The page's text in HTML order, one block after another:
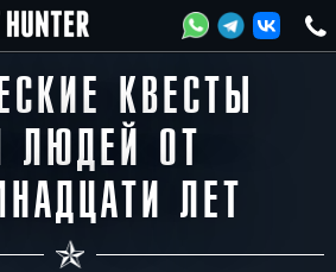
КВЕСТЫ
ЛЮДЕЙ ОТ
ЛЕТ